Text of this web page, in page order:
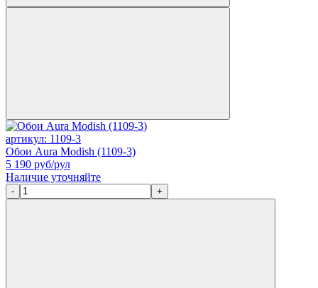
артикул: 1109-3
Обои Aura Modish (1109-3)
5 190 руб/рул
Наличие уточняйте
- +